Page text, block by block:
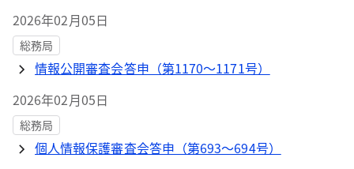
2026年02月05日
総務局
情報公開審査会答申（第1170～1171号）
2026年02月05日
総務局
個人情報保護審査会答申（第693～694号）